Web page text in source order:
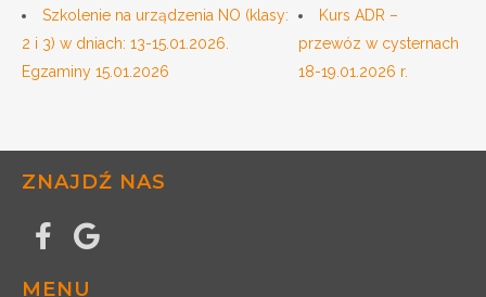
Szkolenie na urządzenia NO (klasy:
2 i 3) w dniach: 13-15.01.2026.
Egzaminy 15.01.2026
Kurs ADR –
przewóz w cysternach
18-19.01.2026 r.
ZNAJDŹ NAS
MENU